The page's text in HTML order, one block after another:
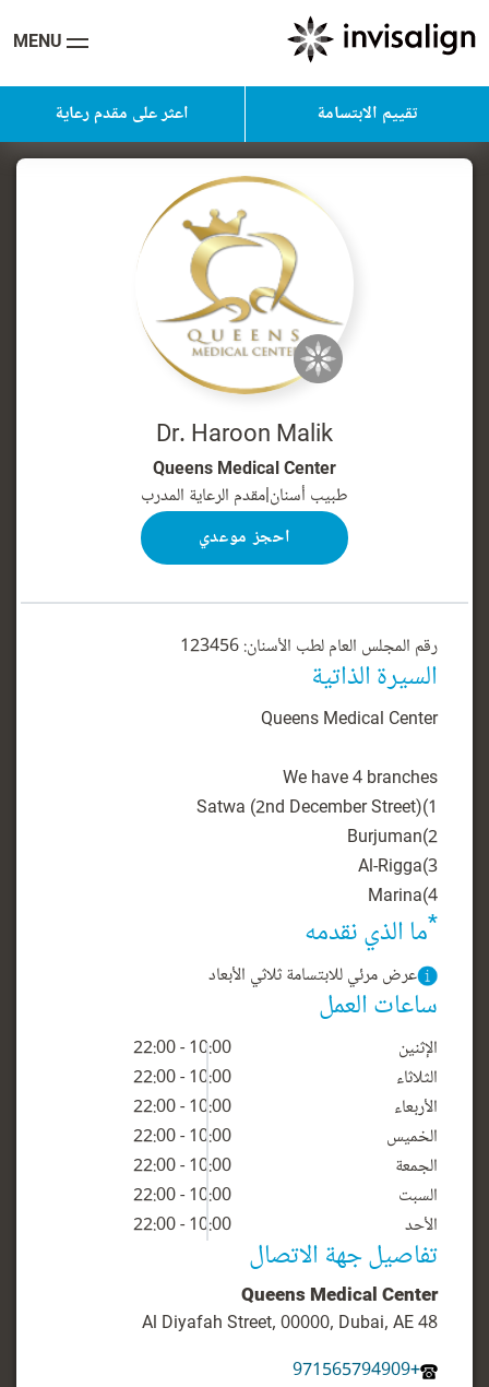
MENU
تقييم الابتسامة اعثر على مقدم رعاية
Dr. Haroon Malik
Queens Medical Center
طبيب أسنان|مقدم الرعاية المدرب
احجز موعدي
رقم المجلس العام لطب الأسنان: 123456
السيرة الذاتية
4)Marina
*ما الذي نقدمه
عرض مرئي للابتسامة ثلاثي الأبعاد
ساعات العمل
الإثنين
10:00 - 22:00
الثلاثاء
10:00 - 22:00
الأربعاء
10:00 - 22:00
الخميس
10:00 - 22:00
الجمعة
10:00 - 22:00
السبت
10:00 - 22:00
الأحد
10:00 - 22:00
تفاصيل جهة الاتصال
Queens Medical Center
48 Al Diyafah Street, 00000, Dubai, AE
+971565794909